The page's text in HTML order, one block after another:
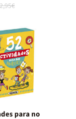
2,95€
para no